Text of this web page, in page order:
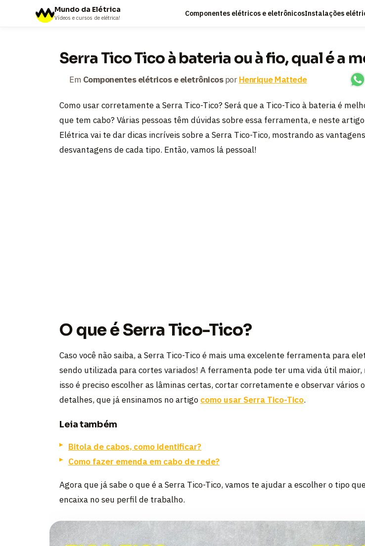
Mundo da Elétrica
Vídeos e cursos de elétrica! Componentes elétricos e eletrônicosInstalações
Serra Tico Tico à bateria ou à fio, qual é a
Em Componentes elétricos e eletrônicosporHenrique Mattede
Como usar corretamente a Serra Tico-Tico? Será que a Tico-Tico à bateria é
que tem cabo? Várias pessoas têm dúvidas sobre essa ferramenta, e neste
Elétrica vai te dar dicas incríveis sobre a Serra Tico-Tico, mostrando as
desvantagens de cada tipo. Então, vamos lá pessoal!
O que é Serra Tico-Tico?
Caso você não saiba, a Serra Tico-Tico é mais uma excelente ferramenta para
sendo utilizada para cortes variados! A ferramenta pode ter uma vida útil maior,
isso é preciso escolher as lâminas certas, cortar corretamente e observar vários
detalhes, que já ensinamos no artigo como usar Serra Tico-Tico.
Leia também
Bitola de cabos, como identificar?
Como fazer emenda em cabo de rede?
Agora que já sabe o que é a Serra Tico-Tico, vamos te ajudar a escolher o tipo
encaixa no seu perfil de trabalho.